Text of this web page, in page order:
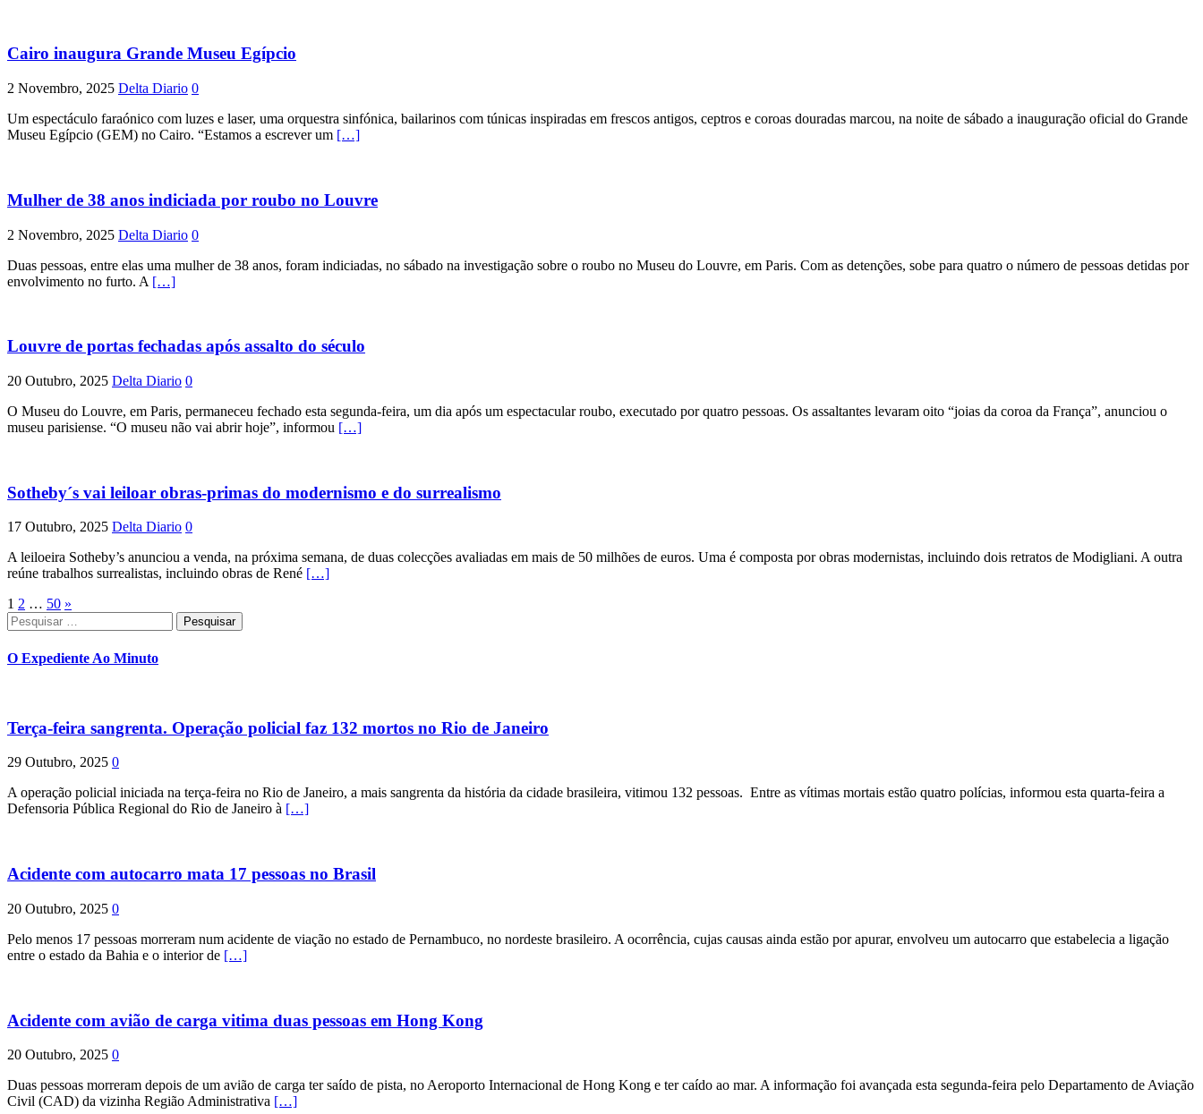
Cairo inaugura Grande Museu Egípcio
2 Novembro, 2025 Delta Diario 0
Um espectáculo faraónico com luzes e laser, uma orquestra sinfónica, bailarinos com túnicas inspiradas em frescos antigos, ceptros e coroas douradas marcou, na noite de sábado a inauguração oficial do Grande
Museu Egípcio (GEM) no Cairo. “Estamos a escrever um […]
Mulher de 38 anos indiciada por roubo no Louvre
2 Novembro, 2025 Delta Diario 0
Duas pessoas, entre elas uma mulher de 38 anos, foram indiciadas, no sábado na investigação sobre o roubo no Museu do Louvre, em Paris. Com as detenções, sobe para quatro o número de pessoas detidas por
envolvimento no furto. A […]
Louvre de portas fechadas após assalto do século
20 Outubro, 2025 Delta Diario 0
O Museu do Louvre, em Paris, permaneceu fechado esta segunda-feira, um dia após um espectacular roubo, executado por quatro pessoas. Os assaltantes levaram oito “joias da coroa da França”, anunciou o
museu parisiense. “O museu não vai abrir hoje”, informou […]
Sotheby´s vai leiloar obras-primas do modernismo e do surrealismo
17 Outubro, 2025 Delta Diario 0
A leiloeira Sotheby’s anunciou a venda, na próxima semana, de duas colecções avaliadas em mais de 50 milhões de euros. Uma é composta por obras modernistas, incluindo dois retratos de Modigliani. A outra
reúne trabalhos surrealistas, incluindo obras de René […]
Paginação
dos
conteúdos
1 2 … 50 »
Pesquisar
por:
O Expediente Ao Minuto
Terça-feira sangrenta. Operação policial faz 132 mortos no Rio de Janeiro
29 Outubro, 2025 0
A operação policial iniciada na terça-feira no Rio de Janeiro, a mais sangrenta da história da cidade brasileira, vitimou 132 pessoas. Entre as vítimas mortais estão quatro polícias, informou esta quarta-feira a
Defensoria Pública Regional do Rio de Janeiro à […]
Acidente com autocarro mata 17 pessoas no Brasil
20 Outubro, 2025 0
Pelo menos 17 pessoas morreram num acidente de viação no estado de Pernambuco, no nordeste brasileiro. A ocorrência, cujas causas ainda estão por apurar, envolveu um autocarro que estabelecia a ligação
entre o estado da Bahia e o interior de […]
Acidente com avião de carga vitima duas pessoas em Hong Kong
20 Outubro, 2025 0
Duas pessoas morreram depois de um avião de carga ter saído de pista, no Aeroporto Internacional de Hong Kong e ter caído ao mar. A informação foi avançada esta segunda-feira pelo Departamento de Aviação
Civil (CAD) da vizinha Região Administrativa […]